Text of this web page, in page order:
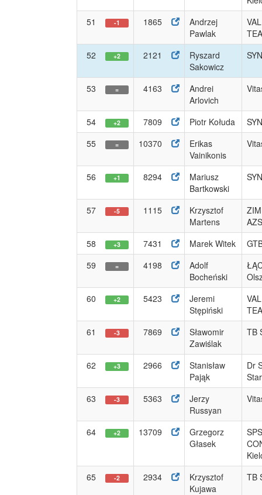
51
-1 1865
Andrzej
Pawlak
52
+2 2121
Ryszard
Sakowicz
53 = 4163
Andrei
Arlovich
54 +2 7809 Piotr Kołuda
55
= 10370
Erikas
Vainikonis
56 +1 8294
Mariusz
Bartkowski
57 -5 1115
Krzysztof
Martens
58
+3 7431 Marek Witek
59
= 4198
Adolf
Bocheński
60
+2 5423
Jeremi
Stępiński
61
-3 7869
Sławomir
Zawiślak
TB
62 +3 2966
Stanisław
Pająk
Dr
63
-3 5363
Jerzy
Russyan
64 +2 13709
Grzegorz
Głasek
SPS
65
-2 2934
Krzysztof
Kujawa
TB